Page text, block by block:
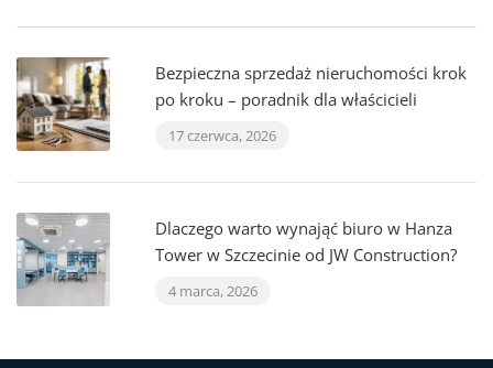
Bezpieczna sprzedaż nieruchomości krok
po kroku – poradnik dla właścicieli
17 czerwca, 2026
Dlaczego warto wynająć biuro w Hanza
Tower w Szczecinie od JW Construction?
4 marca, 2026